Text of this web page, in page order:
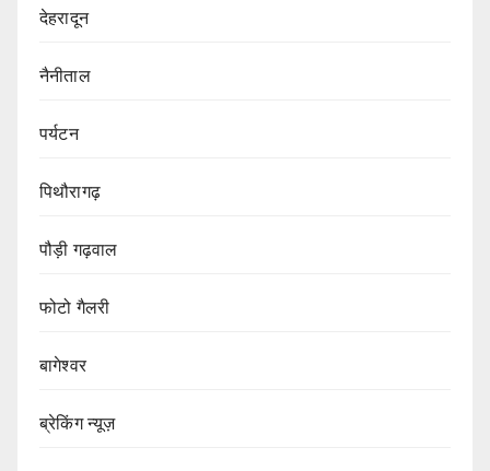
देहरादून
नैनीताल
पर्यटन
पिथौरागढ़
पौड़ी गढ़वाल
फोटो गैलरी
बागेश्वर
ब्रेकिंग न्यूज़